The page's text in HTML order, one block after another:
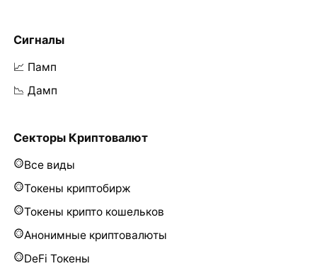
Сигналы
📈 Памп
📉 Дамп
Секторы Криптовалют
Все виды
Токены криптобирж
Токены крипто кошельков
Анонимные криптовалюты
DeFi Токены